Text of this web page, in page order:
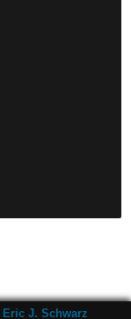
Eric J. Schwarz